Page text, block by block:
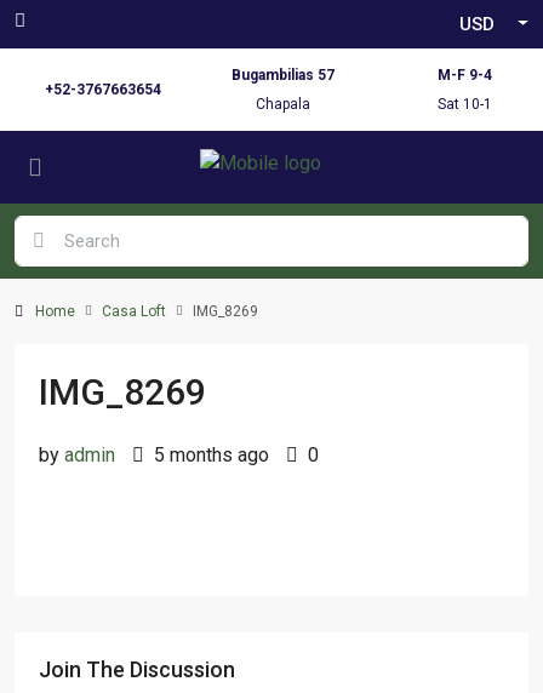
USD
+52-3767663654
Bugambilias 57
Chapala
M-F 9-4
Sat 10-1
Home Casa Loft IMG_8269
IMG_8269
by admin 5 months ago 0
Join The Discussion